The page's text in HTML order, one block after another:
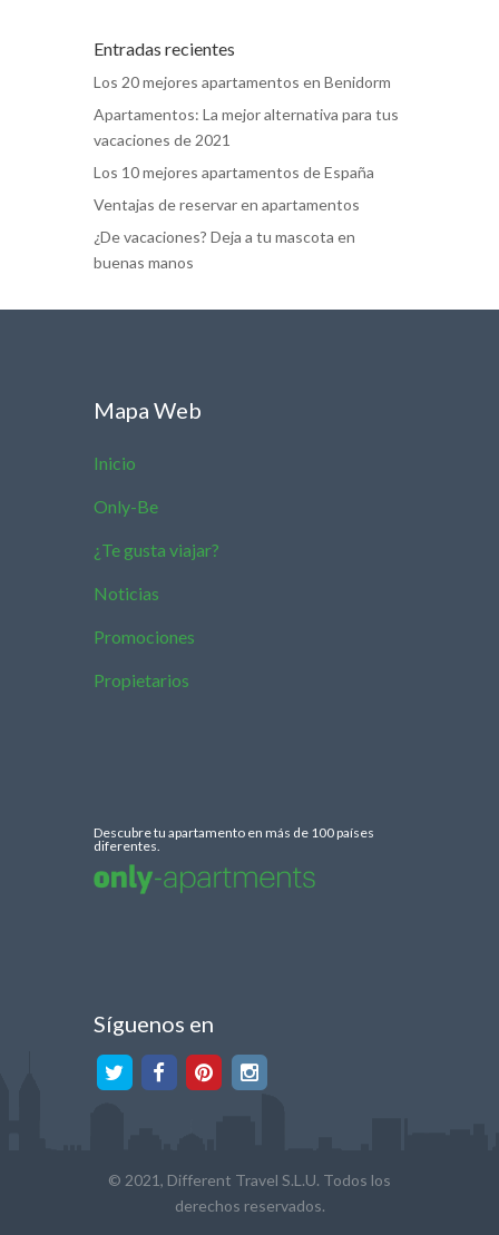
Entradas recientes
Los 20 mejores apartamentos en Benidorm
Apartamentos: La mejor alternativa para tus
vacaciones de 2021
Los 10 mejores apartamentos de España
Ventajas de reservar en apartamentos
¿De vacaciones? Deja a tu mascota en
buenas manos
Mapa Web
Inicio
Only-Be
¿Te gusta viajar?
Noticias
Promociones
Propietarios
Descubre tu apartamento en más de 100 países
diferentes.
Síguenos en
© 2021, Different Travel S.L.U. Todos los
derechos reservados.